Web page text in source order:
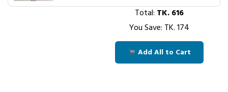
Total: TK.616
You Save: TK.174
Add All to Cart